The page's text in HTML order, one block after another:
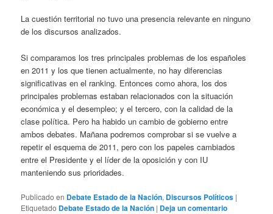
La cuestión territorial no tuvo una presencia relevante en ninguno
de los discursos analizados.
Si comparamos los tres principales problemas de los españoles
en 2011 y los que tienen actualmente, no hay diferencias
significativas en el ranking. Entonces como ahora, los dos
principales problemas estaban relacionados con la situación
económica y el desempleo; y el tercero, con la calidad de la
clase política. Pero ha habido un cambio de gobierno entre
ambos debates. Mañana podremos comprobar si se vuelve a
repetir el esquema de 2011, pero con los papeles cambiados
entre el Presidente y el líder de la oposición y con IU
manteniendo sus prioridades.
Publicado en Debate Estado de la Nación, Discursos Políticos |
Etiquetado Debate Estado de la Nación | Deja un comentario